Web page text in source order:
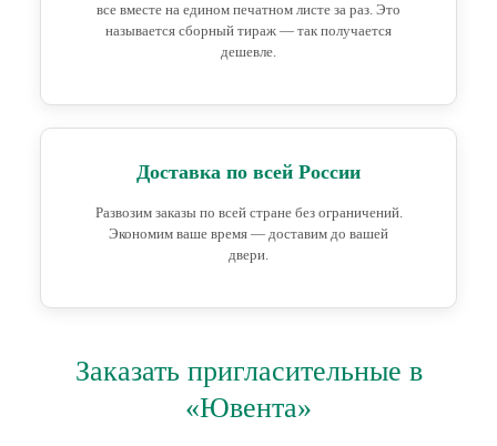
все вместе на едином печатном листе за раз. Это
называется сборный тираж — так получается
дешевле.
Доставка по всей России
Развозим заказы по всей стране без ограничений.
Экономим ваше время — доставим до вашей
двери.
Заказать пригласительные в
«Ювента»